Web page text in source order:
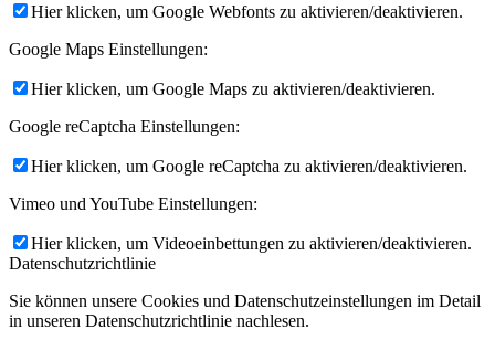
Hier klicken, um Google Webfonts zu aktivieren/deaktivieren.
Google Maps Einstellungen:
Hier klicken, um Google Maps zu aktivieren/deaktivieren.
Google reCaptcha Einstellungen:
Hier klicken, um Google reCaptcha zu aktivieren/deaktivieren.
Vimeo und YouTube Einstellungen:
Hier klicken, um Videoeinbettungen zu aktivieren/deaktivieren.
Datenschutzrichtlinie
Sie können unsere Cookies und Datenschutzeinstellungen im Detail
in unseren Datenschutzrichtlinie nachlesen.